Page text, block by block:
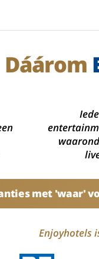
Dáárom
met 'waar'
Enjoyhotels